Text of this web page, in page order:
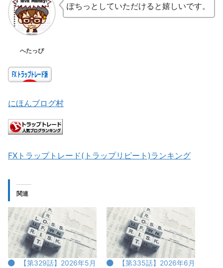
へたっぴ
ぽちっとしていただけると嬉しいです。
にほんブログ村
FXトラップトレード(トラップリピート)ランキング
関連
【第329話】2026年5月
【第335話】2026年6月